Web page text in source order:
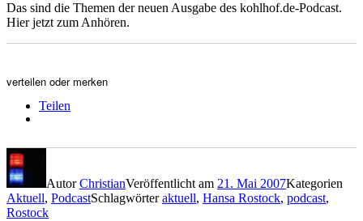
Das sind die Themen der neuen Ausgabe des kohlhof.de-Podcast.
Hier jetzt zum Anhören.
verteilen oder merken
Teilen
AutorChristianVeröffentlicht am 21. Mai 2007Kategorien
Aktuell, PodcastSchlagwörteraktuell, Hansa Rostock, podcast,
Rostock